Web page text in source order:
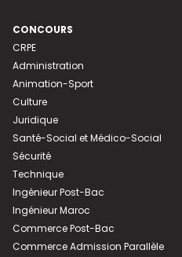
CONCOURS
CRPE
Administration
Animation-Sport
Culture
Juridique
Santé-Social et Médico-Social
Sécurité
Technique
Ingénieur Post-Bac
Ingénieur Maroc
Commerce Post-Bac
Commerce Admission Parallèle